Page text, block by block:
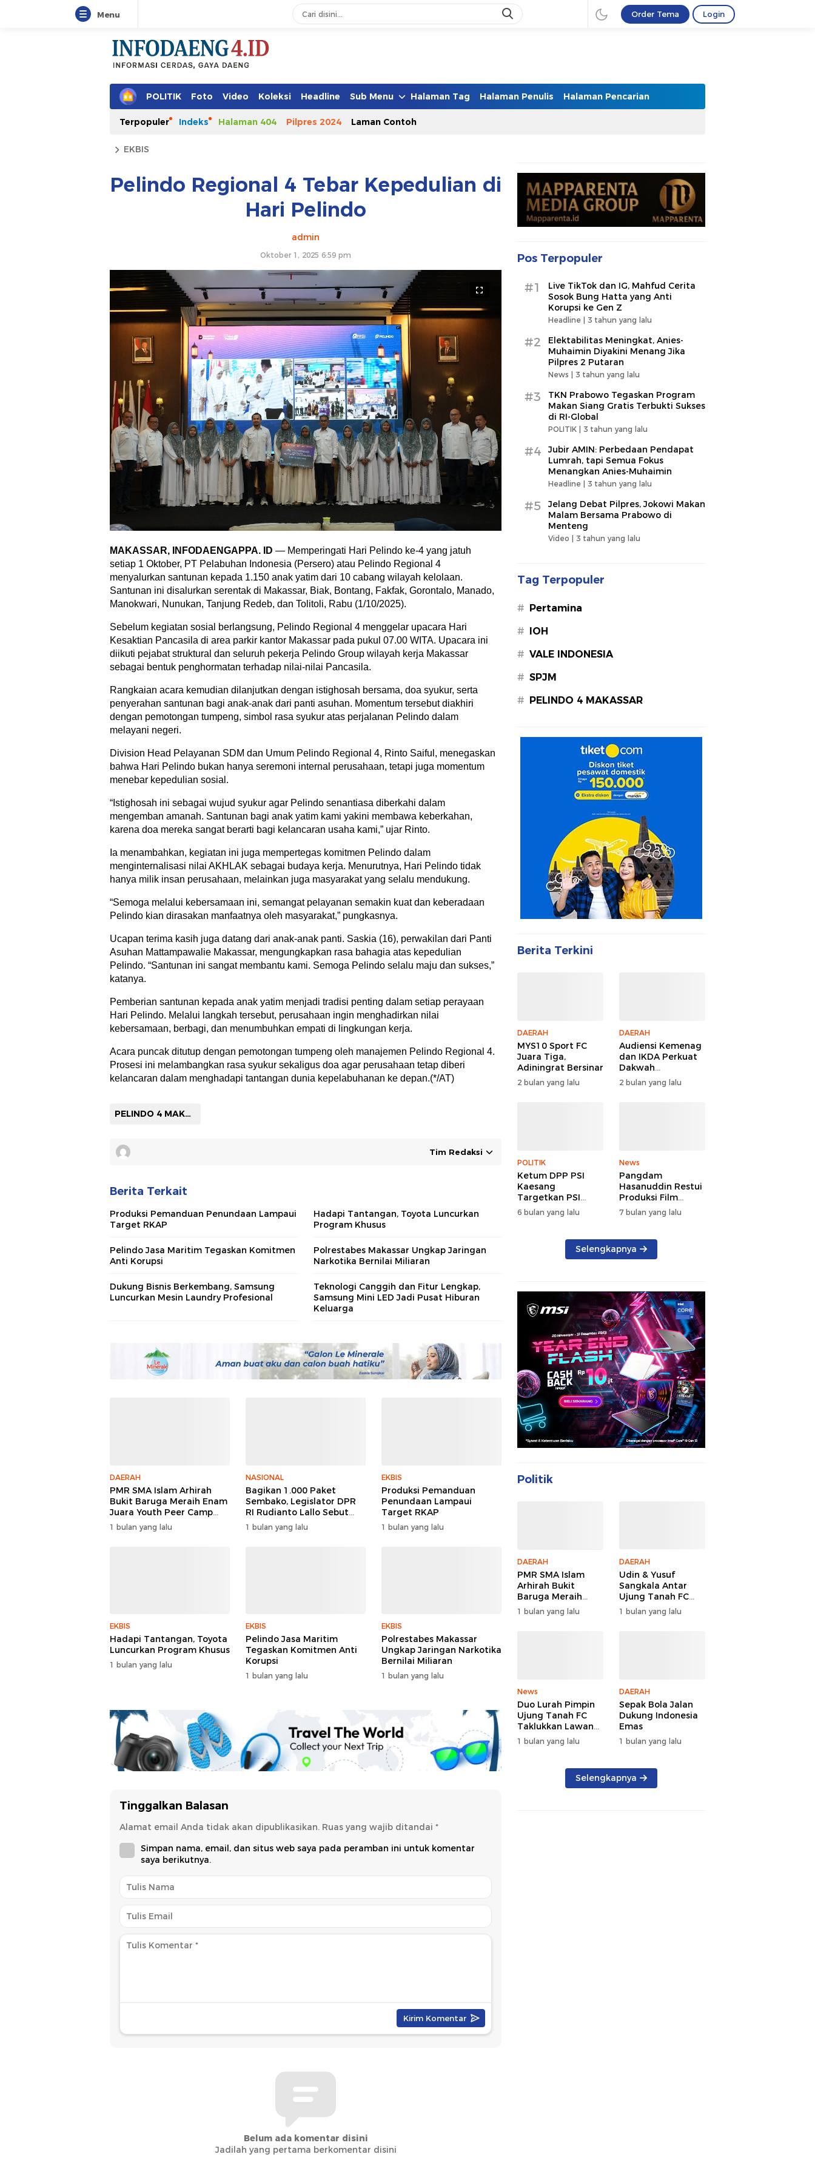
Menu Order Tema Login
POLITIK Foto Video Koleksi Headline Sub Menu Halaman Tag Halaman Penulis Halaman Pencarian
Terpopuler Indeks Halaman 404 Pilpres 2024 Laman Contoh
EKBIS
Pelindo Regional 4 Tebar Kepedulian di
Hari Pelindo
admin
Oktober 1, 2025 6:59 pm
MAKASSAR, INFODAENGAPPA. ID — Memperingati Hari Pelindo ke-4 yang jatuh
setiap 1 Oktober, PT Pelabuhan Indonesia (Persero) atau Pelindo Regional 4
menyalurkan santunan kepada 1.150 anak yatim dari 10 cabang wilayah kelolaan.
Santunan ini disalurkan serentak di Makassar, Biak, Bontang, Fakfak, Gorontalo, Manado,
Manokwari, Nunukan, Tanjung Redeb, dan Tolitoli, Rabu (1/10/2025).
Sebelum kegiatan sosial berlangsung, Pelindo Regional 4 menggelar upacara Hari
Kesaktian Pancasila di area parkir kantor Makassar pada pukul 07.00 WITA. Upacara ini
diikuti pejabat struktural dan seluruh pekerja Pelindo Group wilayah kerja Makassar
sebagai bentuk penghormatan terhadap nilai-nilai Pancasila.
Rangkaian acara kemudian dilanjutkan dengan istighosah bersama, doa syukur, serta
penyerahan santunan bagi anak-anak dari panti asuhan. Momentum tersebut diakhiri
dengan pemotongan tumpeng, simbol rasa syukur atas perjalanan Pelindo dalam
melayani negeri.
Division Head Pelayanan SDM dan Umum Pelindo Regional 4, Rinto Saiful, menegaskan
bahwa Hari Pelindo bukan hanya seremoni internal perusahaan, tetapi juga momentum
menebar kepedulian sosial.
“Istighosah ini sebagai wujud syukur agar Pelindo senantiasa diberkahi dalam
mengemban amanah. Santunan bagi anak yatim kami yakini membawa keberkahan,
karena doa mereka sangat berarti bagi kelancaran usaha kami,” ujar Rinto.
Ia menambahkan, kegiatan ini juga mempertegas komitmen Pelindo dalam
menginternalisasi nilai AKHLAK sebagai budaya kerja. Menurutnya, Hari Pelindo tidak
hanya milik insan perusahaan, melainkan juga masyarakat yang selalu mendukung.
“Semoga melalui kebersamaan ini, semangat pelayanan semakin kuat dan keberadaan
Pelindo kian dirasakan manfaatnya oleh masyarakat,” pungkasnya.
Ucapan terima kasih juga datang dari anak-anak panti. Saskia (16), perwakilan dari Panti
Asuhan Mattampawalie Makassar, mengungkapkan rasa bahagia atas kepedulian
Pelindo. “Santunan ini sangat membantu kami. Semoga Pelindo selalu maju dan sukses,”
katanya.
Pemberian santunan kepada anak yatim menjadi tradisi penting dalam setiap perayaan
Hari Pelindo. Melalui langkah tersebut, perusahaan ingin menghadirkan nilai
kebersamaan, berbagi, dan menumbuhkan empati di lingkungan kerja.
Acara puncak ditutup dengan pemotongan tumpeng oleh manajemen Pelindo Regional 4.
Prosesi ini melambangkan rasa syukur sekaligus doa agar perusahaan tetap diberi
kelancaran dalam menghadapi tantangan dunia kepelabuhanan ke depan.(*/AT)
PELINDO 4 MAKASSAR
Tim Redaksi
Berita Terkait
Produksi Pemanduan Penundaan Lampaui
Target RKAP
Hadapi Tantangan, Toyota Luncurkan
Program Khusus
Pelindo Jasa Maritim Tegaskan Komitmen
Anti Korupsi
Polrestabes Makassar Ungkap Jaringan
Narkotika Bernilai Miliaran
Dukung Bisnis Berkembang, Samsung
Luncurkan Mesin Laundry Profesional
Teknologi Canggih dan Fitur Lengkap,
Samsung Mini LED Jadi Pusat Hiburan
Keluarga
DAERAH
PMR SMA Islam Arhirah
Bukit Baruga Meraih Enam
Juara Youth Peer Camp
2026
1 bulan yang lalu
NASIONAL
Bagikan 1.000 Paket
Sembako, Legislator DPR
RI Rudianto Lallo Sebut
Kepercayaan Publik Ke
Polri Meningkat
1 bulan yang lalu
EKBIS
Produksi Pemanduan
Penundaan Lampaui
Target RKAP
1 bulan yang lalu
EKBIS
Hadapi Tantangan, Toyota
Luncurkan Program Khusus
1 bulan yang lalu
EKBIS
Pelindo Jasa Maritim
Tegaskan Komitmen Anti
Korupsi
1 bulan yang lalu
EKBIS
Polrestabes Makassar
Ungkap Jaringan Narkotika
Bernilai Miliaran
1 bulan yang lalu
Tinggalkan Balasan
Alamat email Anda tidak akan dipublikasikan. Ruas yang wajib ditandai *
Simpan nama, email, dan situs web saya pada peramban ini untuk komentar
saya berikutnya.
Belum ada komentar disini
Jadilah yang pertama berkomentar disini
Pos Terpopuler
#1
Live TikTok dan IG, Mahfud Cerita
Sosok Bung Hatta yang Anti
Korupsi ke Gen Z
Headline | 3 tahun yang lalu
#2
Elektabilitas Meningkat, Anies-
Muhaimin Diyakini Menang Jika
Pilpres 2 Putaran
News | 3 tahun yang lalu
#3
TKN Prabowo Tegaskan Program
Makan Siang Gratis Terbukti Sukses
di RI-Global
POLITIK | 3 tahun yang lalu
#4
Jubir AMIN: Perbedaan Pendapat
Lumrah, tapi Semua Fokus
Menangkan Anies-Muhaimin
Headline | 3 tahun yang lalu
#5
Jelang Debat Pilpres, Jokowi Makan
Malam Bersama Prabowo di
Menteng
Video | 3 tahun yang lalu
Tag Terpopuler
# Pertamina
# IOH
# VALE INDONESIA
# SPJM
# PELINDO 4 MAKASSAR
Berita Terkini
DAERAH
MYS10 Sport FC
Juara Tiga,
Adiningrat Bersinar
2 bulan yang lalu
DAERAH
Audiensi Kemenag
dan IKDA Perkuat
Dakwah
Lingkungan
2 bulan yang lalu
POLITIK
Ketum DPP PSI
Kaesang
Targetkan PSI
Menang di Sulsel
Pemilu 2029
6 bulan yang lalu
News
Pangdam
Hasanuddin Restui
Produksi Film
TUNGKE Tahun
7 bulan yang lalu
Selengkapnya
Politik
DAERAH
PMR SMA Islam
Arhirah Bukit
Baruga Meraih
Enam Juara Youth
Peer Camp 2026
1 bulan yang lalu
DAERAH
Udin & Yusuf
Sangkala Antar
Ujung Tanah FC
Juara PSDA Cup
1 bulan yang lalu
News
Duo Lurah Pimpin
Ujung Tanah FC
Taklukkan Lawan
dan Raih Gelar
1 bulan yang lalu
DAERAH
Sepak Bola Jalan
Dukung Indonesia
Emas
1 bulan yang lalu
Selengkapnya